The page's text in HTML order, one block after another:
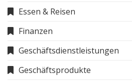
Essen & Reisen
Finanzen
Geschäftsdienstleistungen
Geschäftsprodukte